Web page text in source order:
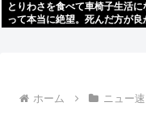
とりわさを食べて車椅子生活
って本当に絶望。死んだ方が良
ホーム ニュー速